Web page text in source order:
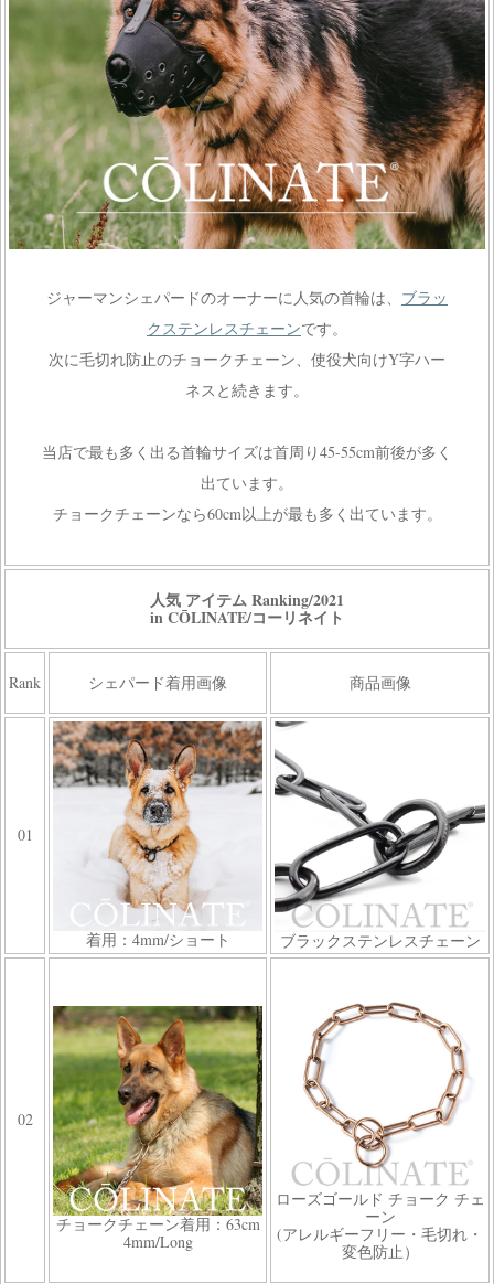
ジャーマンシェパードのオーナーに人気の首輪は、 ブラッ
クステンレスチェーンです。
次に毛切れ防止のチョークチェーン、使役犬向けY字ハー
ネスと続きます。
当店で最も多く出る首輪サイズは首周り45-55cm前後が多く
出ています。
チョークチェーンなら60cm以上が最も多く出ています。
人気 アイテム Ranking/2021
in CŌLINATE/コーリネイト
Rank シェパード着用画像 商品画像
01
着用：4mm/ショート ブラックステンレスチェーン
02
チョークチェーン着用：63cm
4mm/Long
ローズゴールド チョーク チェ
ーン
(アレルギーフリー・毛切れ・
変色防止）